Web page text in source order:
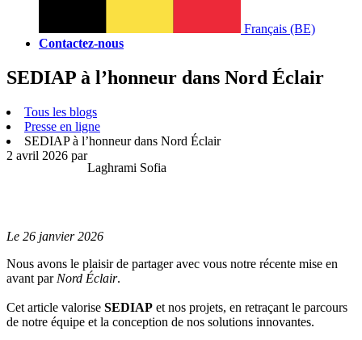
Français (BE)
Contactez-nous
SEDIAP à l’honneur dans Nord Éclair
Tous les blogs
Presse en ligne
SEDIAP à l’honneur dans Nord Éclair
2 avril 2026 par
Laghrami Sofia
Le 26 janvier 2026
Nous avons le plaisir de partager avec vous notre récente mise en
avant par Nord Éclair.
Cet article valorise SEDIAP et nos projets, en retraçant le parcours
de notre équipe et la conception de nos solutions innovantes.